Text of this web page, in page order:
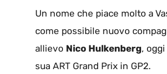
Un nome che piace molto a
come possibile nuovo
allievo Nico Hulkenberg,
sua ART Grand Prix in GP2.